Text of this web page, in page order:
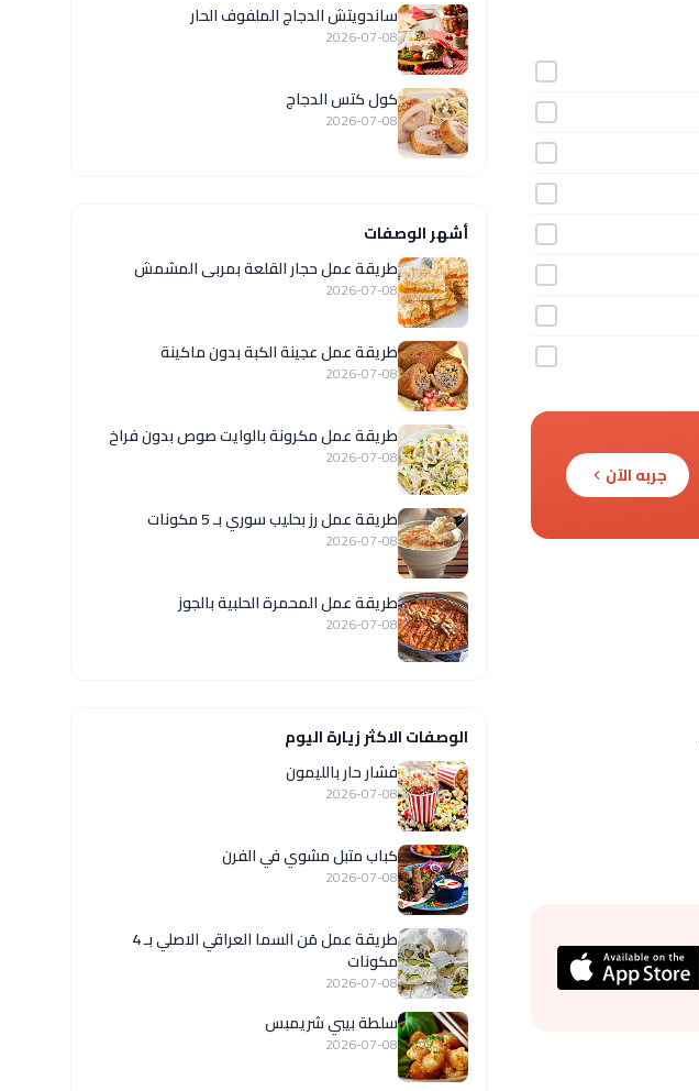
جربه الآن
ساندويتش الدجاج الملفوف الحار
2026-07-08
كول كتس الدجاج
2026-07-08
أشهر الوصفات
طريقة عمل حجار القلعة بمربى المشمش
2026-07-08
طريقة عمل عجينة الكبة بدون ماكينة
2026-07-08
طريقة عمل مكرونة بالوايت صوص بدون فراخ
2026-07-08
طريقة عمل رز بحليب سوري بـ 5 مكونات
2026-07-08
طريقة عمل المحمرة الحلبية بالجوز
2026-07-08
الوصفات الاكثر زيارة اليوم
فشار حار بالليمون
2026-07-08
كباب متبل مشوي في الفرن
2026-07-08
طريقة عمل مَن السما العراقي الاصلي بـ 4
مكونات
2026-07-08
سلطة بيبي شريمبس
2026-07-08